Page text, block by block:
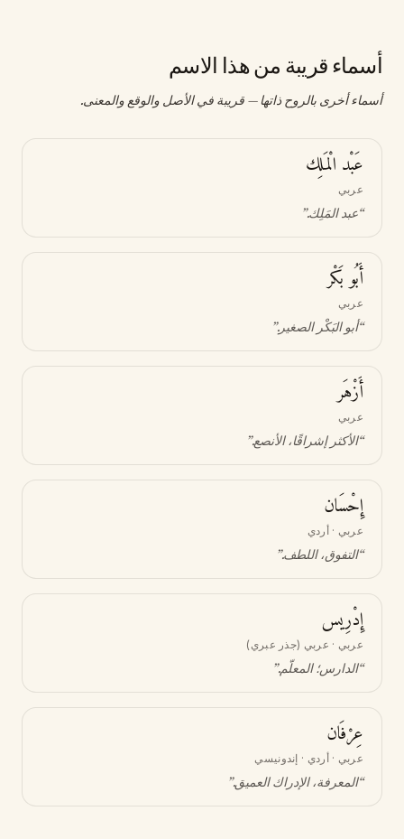
أسماء قريبة من هذا الاسم
أسماء أخرى بالروح ذاتها — قريبة في الأصل والوقع والمعنى.
عَبْد الْمَلِك
عربي
“عبد المَلِك.”
أَبُو بَكْر
عربي
“أبو البَكْر الصغير.”
أَزْهَر
عربي
“الأكثر إشراقًا، الأنصع.”
إِحْسَان
عربي · أردي
“التفوق، اللطف.”
إِدْرِيس
عربي · عربي (جذر عبري)
“الدارس؛ المعلّم.”
عِرْفَان
عربي · أردي · إندونيسي
“المعرفة، الإدراك العميق.”